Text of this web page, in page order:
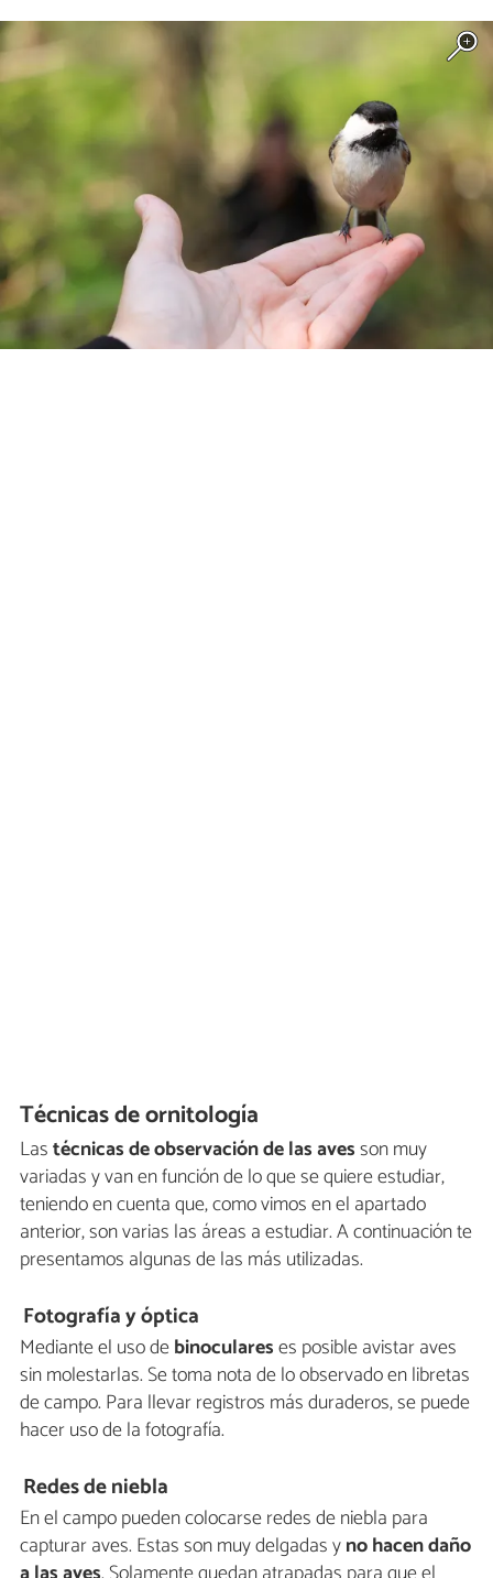
Técnicas de ornitología
Lastécnicas de observación de las avesson muy
variadas y van en función de lo que se quiere estudiar,
teniendo en cuenta que, como vimos en el apartado
anterior, son varias las áreas a estudiar. A continuación te
presentamos algunas de las más utilizadas.
Fotografía y óptica
Mediante el uso debinoculareses posible avistar aves
sin molestarlas. Se toma nota de lo observado en libretas
de campo. Para llevar registros más duraderos, se puede
hacer uso de la fotografía.
Redes de niebla
En el campo pueden colocarse redes de niebla para
capturar aves. Estas son muy delgadas yno hacen daño